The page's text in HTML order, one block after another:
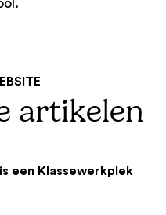
artikelen
een Klassewerkplek